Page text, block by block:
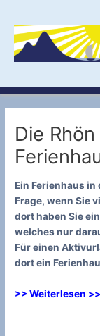
Inhalt
springen
Die
Ein Ferienhaus in
Frage, wenn Sie
dort haben Sie
welches nur
Für einen
dort ein
>> Weiterlesen >>